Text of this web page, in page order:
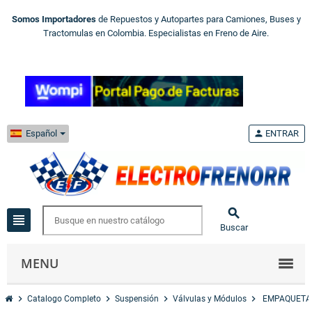
Somos Importadores de Repuestos y Autopartes para Camiones, Buses y
Tractomulas en Colombia. Especialistas en Freno de Aire.
Español
view_headline 
Buscar
person ENTRAR
MENU
chevron_right Catalogo Completo chevron_right Suspensión chevron_right Válvulas y Módulos chevron_right